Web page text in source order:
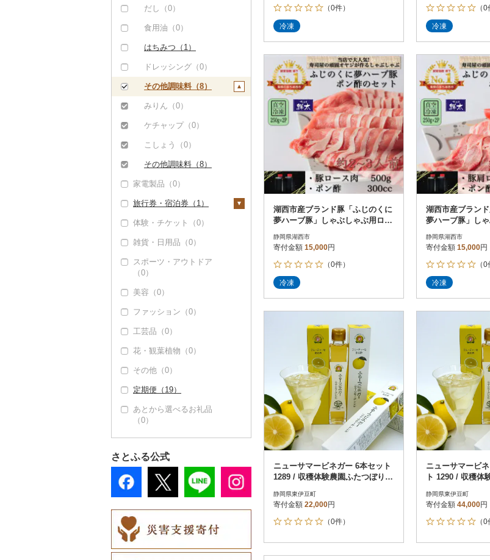
肉（0）
魚（4）
（1）
乾物（0）
燻製（スモーク）
（0）
おせち（0）
その他加工品（0）
だし（0）
食用油（0）
はちみつ（1）
ドレッシング（0）
その他調味料（8）
みりん（0）
ケチャップ（0）
こしょう（0）
その他調味料（8）
家電製品（0）
旅行券・宿泊券（1）
旅行券（1）
JTBふるさと旅行クー
（0）
（紙券）（0）
その他旅行券（0）
宿泊券（0）
体験・チケット（0）
雑貨・日用品（0）
スポーツ・アウトドア
（0）
美容（0）
ファッション（0）
工芸品（0）
花・観葉植物（0）
その他（0）
定期便（19）
あとから選べるお礼品
（0）
さとふる公式
（0件）
冷凍
（0
冷凍
湖西市産ブランド豚「ふじのくに
夢ハーブ豚」しゃぶしゃぶ用ロー
ト
静岡県湖西市
寄付金額 15,000円
（0件）
冷凍
湖西市産ブラン
夢ハーブ豚」し
ット
静岡県湖西市
寄付金額 15,000円
（0
冷凍
ニューサマービネガー 6本セット
1289 / 収穫体験農園ふたつぼり
静岡県東伊豆町
寄付金額 22,000円
（0件）
ニューサマービ
ト 1290 / 収穫体
静岡県東伊豆町
寄付金額 44,000円
（0